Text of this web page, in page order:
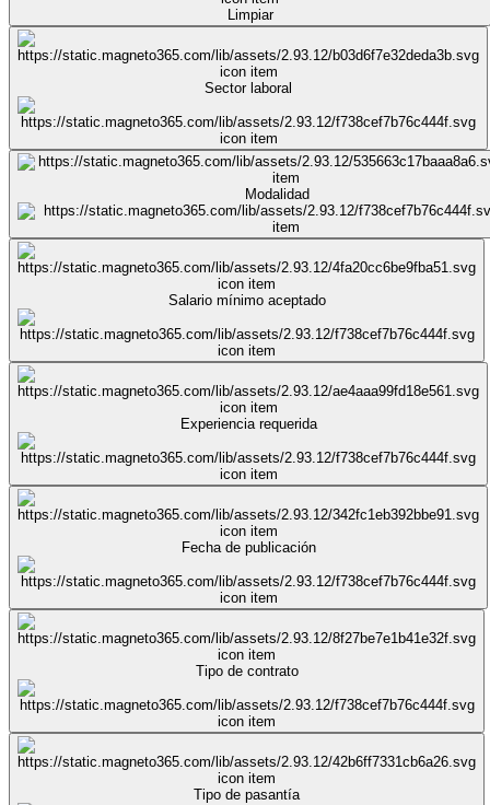
Limpiar
Sector laboral
Modalidad
Salario mínimo aceptado
Experiencia requerida
Fecha de publicación
Tipo de contrato
Tipo de pasantía